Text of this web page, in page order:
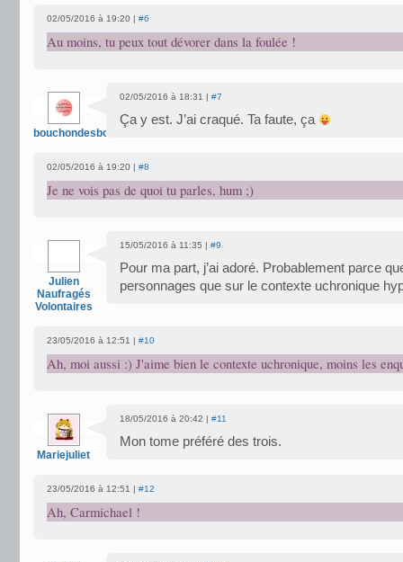
02/05/2016 à 19:20 | #6
Au moins, tu peux tout dévorer dans la foulée !
bouchondesbois
02/05/2016 à 18:31 | #7
Ça y est. J’ai craqué. Ta faute, ça
02/05/2016 à 19:20 | #8
Je ne vois pas de quoi tu parles, hum ;)
Julien
Naufragés
Volontaires
15/05/2016 à 11:35 | #9
Pour ma part, j’ai adoré. Probablement parce
personnages que sur le contexte uchronique
23/05/2016 à 12:51 | #10
Ah, moi aussi :) J'aime bien le contexte uchronique, moins les
Mariejuliet
18/05/2016 à 20:42 | #11
Mon tome préféré des trois.
23/05/2016 à 12:51 | #12
Ah, Carmichael !